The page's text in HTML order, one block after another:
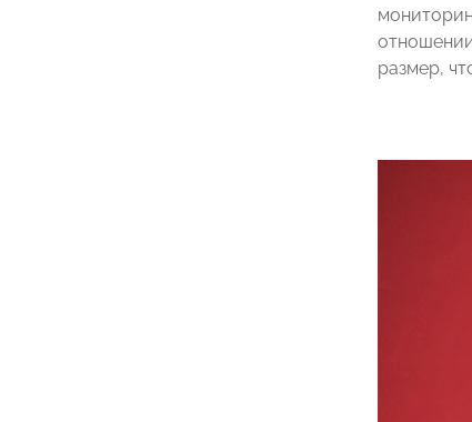
размер,